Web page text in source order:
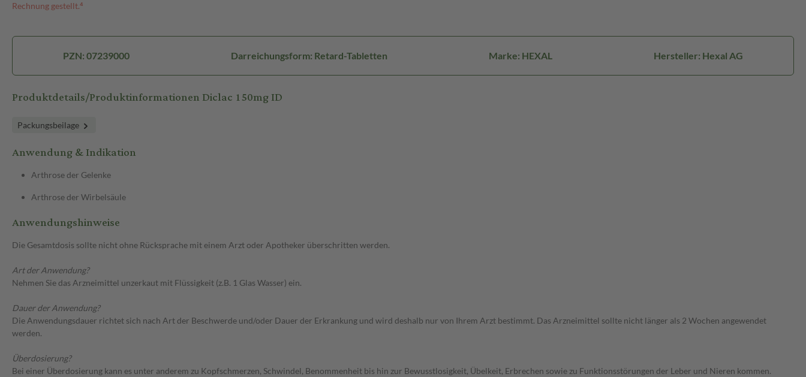
Rechnung gestellt.⁴
PZN: 07239000 Darreichungsform: Retard-Tabletten Marke: HEXAL Hersteller: Hexal AG
Produktdetails/Produktinformationen Diclac 150mg ID
Packungsbeilage
Anwendung & Indikation
Arthrose der Gelenke
Arthrose der Wirbelsäule
Anwendungshinweise
Die Gesamtdosis sollte nicht ohne Rücksprache mit einem Arzt oder Apotheker überschritten werden.
Art der Anwendung?
Nehmen Sie das Arzneimittel unzerkaut mit Flüssigkeit (z.B. 1 Glas Wasser) ein.
Dauer der Anwendung?
Die Anwendungsdauer richtet sich nach Art der Beschwerde und/oder Dauer der Erkrankung und wird deshalb nur von Ihrem Arzt bestimmt. Das Arzneimittel sollte nicht länger als 2 Wochen angewendet
werden.
Überdosierung?
Bei einer Überdosierung kann es unter anderem zu Kopfschmerzen, Schwindel, Benommenheit bis hin zur Bewusstlosigkeit, Übelkeit, Erbrechen sowie zu Funktionsstörungen der Leber und Nieren kommen.